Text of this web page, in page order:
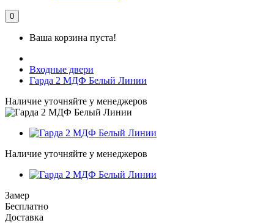
0
Ваша корзина пуста!
Входные двери
Гарда 2 МДФ Белый Линии
Наличие уточняйте у менеджеров
Наличие уточняйте у менеджеров
Замер
Бесплатно
Доставка